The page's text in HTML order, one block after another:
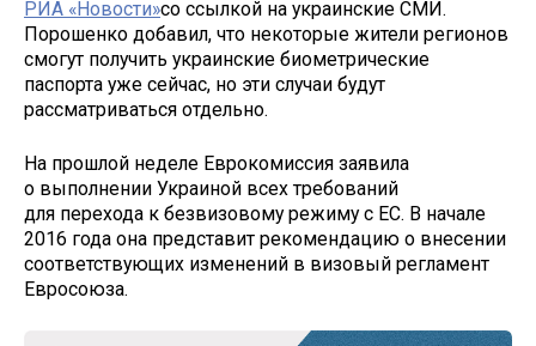
РИА «Новости»со ссылкой на украинские СМИ.
Порошенко добавил, что некоторые жители регионов
смогут получить украинские биометрические
паспорта уже сейчас, но эти случаи будут
рассматриваться отдельно.
На прошлой неделе Еврокомиссия заявила
о выполнении Украиной всех требований
для перехода к безвизовому режиму с ЕС. В начале
2016 года она представит рекомендацию о внесении
соответствующих изменений в визовый регламент
Евросоюза.